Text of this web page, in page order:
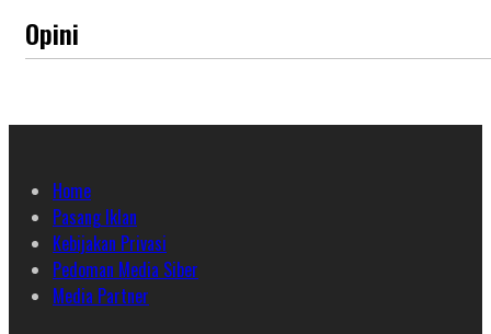
Opini
Home
Pasang Iklan
Kebijakan Privasi
Pedoman Media Siber
Media Partner